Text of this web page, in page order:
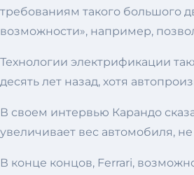
требованиям такого большого
возможности», например,
Технологии электрификации
десять лет назад, хотя
В своем интервью Карандо
увеличивает вес автомобиля,
В конце концов, Ferrari,